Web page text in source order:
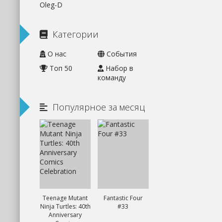
Oleg-D
Категории
О нас
События
Топ 50
Набор в
команду
Популярное за месяц
Teenage Mutant
Ninja Turtles: 40th
Anniversary
Fantastic Four
#33